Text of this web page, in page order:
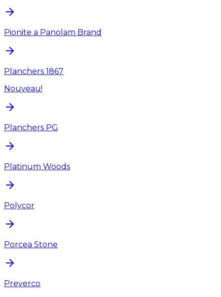
Pionite a Panolam Brand
Planchers 1867
Nouveau!
Planchers PG
Platinum Woods
Polycor
Porcea Stone
Preverco